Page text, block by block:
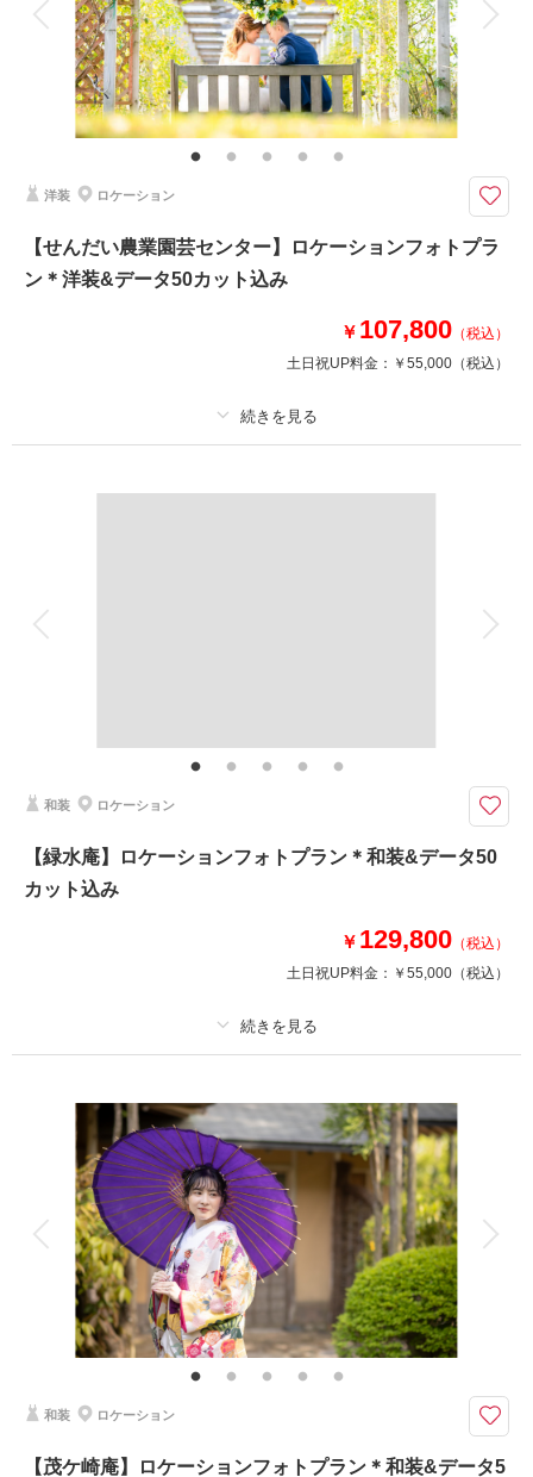
家族と撮影 家族用衣装レンタル ペットと撮影
その他含むもの
ヘアメイク撮影同行（移動費が発生する場合は実費となりますので予めご了
承ください。）
クチュールナオコだから叶う＊上質で豊富なラインナップから選ぶドレスで
フォトウエディング
みのお得なプラン。
四季折々に違った表情を見せる野草園は、自然を体感できるフォトスポッ
※移動タクシー代、会場使用料が発生する場合は実費となります。
洋装 ロケーション
【せんだい農業園芸センター】ロケーションフォトプラ
ン＊洋装&データ50カット込み
￥ 107,800 （税込）
土日祝UP料金： ￥55,000 （税込）
クチュールナオコだから叶う＊上質で豊富なラインナップから選ぶ洋装でフ
ォトウエディング
装、ヘアメイク、撮影データ、造花ブーケ込みのプラン。
自然に囲まれたガーデンでフォトジェニックなお写真を残しませんか♪
このプランで撮影可能な撮影レポート
撮影日： 2023年8月4日
相談予約する
来店・オンライン
撮影日の空き
を確認する
和装 ロケーション
【緑水庵】ロケーションフォトプラン＊和装&データ50
カット込み
￥ 129,800 （税込）
土日祝UP料金： ￥55,000 （税込）
撮影料 新婦衣装1着 新郎衣装1着
着付け ヘアメイク 小物一式
アルバム データ 50 カット 台紙付写真
衣装追加 会食 挙式
家族と撮影 家族用衣装レンタル ペットと撮影
その他含むもの
ヘアメイク撮影同行（移動費が発生する場合は実費となりますので予めご了
承ください。）
クチュールナオコだから叶う＊上質で豊富なラインナップから選ぶ和装でフ
ォトウエディング
和装 ロケーション
【茂ケ崎庵】ロケーションフォトプラン＊和装&データ5